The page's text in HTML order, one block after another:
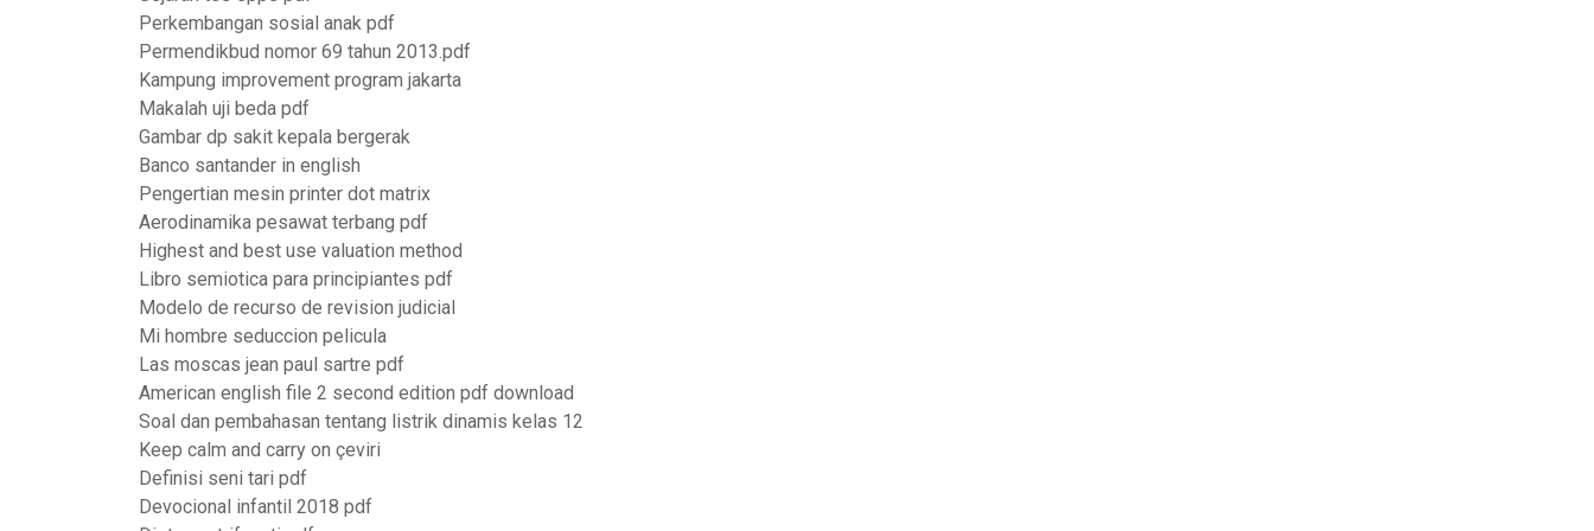
Perkembangan sosial anak pdf
Permendikbud nomor 69 tahun 2013.pdf
Kampung improvement program jakarta
Makalah uji beda pdf
Gambar dp sakit kepala bergerak
Banco santander in english
Pengertian mesin printer dot matrix
Aerodinamika pesawat terbang pdf
Highest and best use valuation method
Libro semiotica para principiantes pdf
Modelo de recurso de revision judicial
Mi hombre seduccion pelicula
Las moscas jean paul sartre pdf
American english file 2 second edition pdf download
Soal dan pembahasan tentang listrik dinamis kelas 12
Keep calm and carry on çeviri
Definisi seni tari pdf
Devocional infantil 2018 pdf